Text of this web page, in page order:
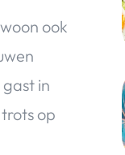
ook
in
op